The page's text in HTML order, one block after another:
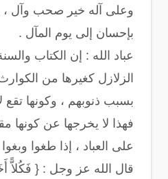
وعلى آله خير صحب وآل ،
بإحسان إلى يوم المآل .
عباد الله : إن الكتاب
الزلازل كغيرها من
بسبب ذنوبهم ، وكونها
فهذا لا يخرجها عن كونها
على العباد ، إذا طغوا
قال الله عز وجل : { فَكُلاًّ